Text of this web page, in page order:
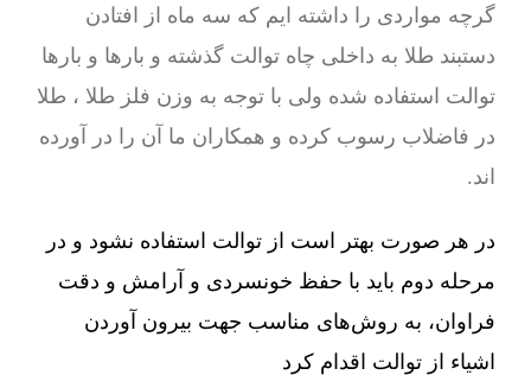
گرچه مواردی را داشته ایم که سه ماه از افتادن
دستبند طلا به داخلی چاه توالت گذشته و بارها و بارها
توالت استفاده شده ولی با توجه به وزن فلز طلا ، طلا
در فاضلاب رسوب کرده و همکاران ما آن را در آورده
اند.
در هر صورت بهتر است از توالت استفاده نشود و در
مرحله دوم باید با حفظ خونسردی و آرامش و دقت
فراوان، به روش‌های مناسب جهت بیرون آوردن
اشیاء از توالت اقدام کرد